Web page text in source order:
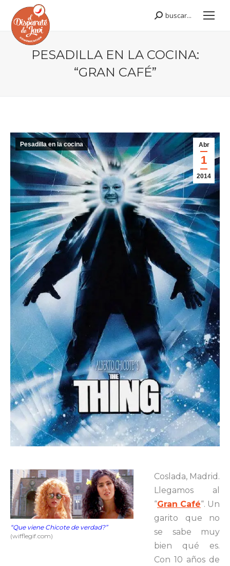
Buscar:
buscar...
PESADILLA EN LA COCINA:
“GRAN CAFÉ”
Abr
1
2014
Pesadilla en la cocina
“Que viene Chicote de verdad?”
(wifflegif.com)
Coslada, Madrid.
Llegamos al
“Gran Café“. Un
garito que no
se sabe muy
bien qué es.
Con 10 años de